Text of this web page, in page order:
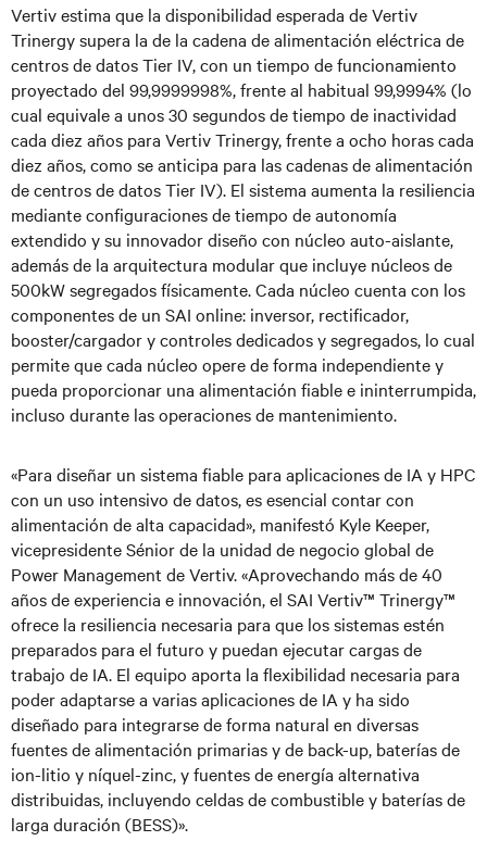
Vertiv estima que la disponibilidad esperada de Vertiv
Trinergy supera la de la cadena de alimentación eléctrica de
centros de datos Tier IV, con un tiempo de funcionamiento
proyectado del 99,9999998%, frente al habitual 99,9994% (lo
cual equivale a unos 30 segundos de tiempo de inactividad
cada diez años para Vertiv Trinergy, frente a ocho horas cada
diez años, como se anticipa para las cadenas de alimentación
de centros de datos Tier IV). El sistema aumenta la resiliencia
mediante configuraciones de tiempo de autonomía
extendido y su innovador diseño con núcleo auto-aislante,
además de la arquitectura modular que incluye núcleos de
500kW segregados físicamente. Cada núcleo cuenta con los
componentes de un SAI online: inversor, rectificador,
booster/cargador y controles dedicados y segregados, lo cual
permite que cada núcleo opere de forma independiente y
pueda proporcionar una alimentación fiable e ininterrumpida,
incluso durante las operaciones de mantenimiento.
«Para diseñar un sistema fiable para aplicaciones de IA y HPC
con un uso intensivo de datos, es esencial contar con
alimentación de alta capacidad», manifestó Kyle Keeper,
vicepresidente Sénior de la unidad de negocio global de
Power Management de Vertiv. «Aprovechando más de 40
años de experiencia e innovación, el SAI Vertiv™ Trinergy™
ofrece la resiliencia necesaria para que los sistemas estén
preparados para el futuro y puedan ejecutar cargas de
trabajo de IA. El equipo aporta la flexibilidad necesaria para
poder adaptarse a varias aplicaciones de IA y ha sido
diseñado para integrarse de forma natural en diversas
fuentes de alimentación primarias y de back-up, bateríasde
ion-litio y níquel-zinc, y fuentes de energía alternativa
distribuidas, incluyendo celdas de combustible y baterías de
larga duración (BESS)».